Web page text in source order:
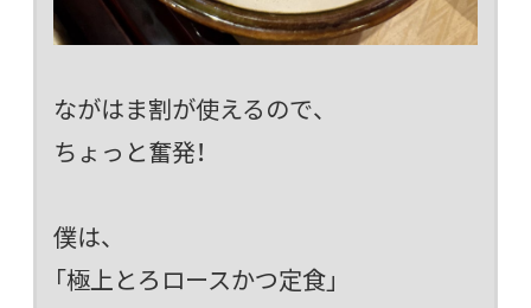
ながはま割が使えるので、
ちょっと奮発！
僕は、
「極上とろロースかつ定食」